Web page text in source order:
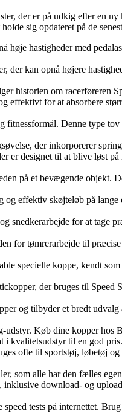
der er på udkig efter en
sig opdateret på de
høje hastigheder med
der kan opnå højere
historien om racerføreren
effektivt for at absorbere
Denne type
der inkorporerer
er designet til at blive løst
på et bevægende
og effektiv skøjteløb på
snedkerarbejde for at
for tømrerarbejde til
specielle koppe, kendt
der bruges til
og tilbyder et bredt
udstyr. Køb dine kopper
i kvalitetsudstyr til en god
ofte til sportstøj, løbetøj
som alle har den fælles
download- og
tests på internettet.